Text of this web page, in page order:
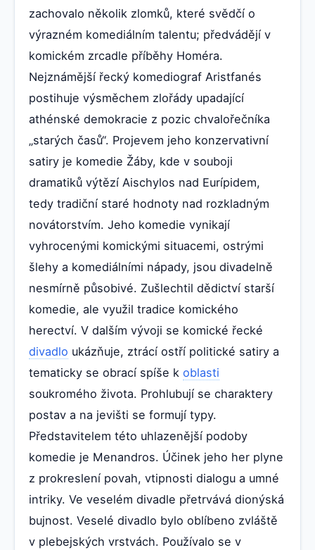
zachovalo několik zlomků, které svědčí o
výrazném komediálním talentu; předvádějí v
komickém zrcadle příběhy Homéra.
Nejznámější řecký komediograf Aristfanés
postihuje výsměchem zlořády upadající
athénské demokracie z pozic chvalořečníka
„starých časů“. Projevem jeho konzervativní
satiry je komedie Žáby, kde v souboji
dramatiků výtězí Aischylos nad Eurípidem,
tedy tradiční staré hodnoty nad rozkladným
novátorstvím. Jeho komedie vynikají
vyhrocenými komickými situacemi, ostrými
šlehy a komediálními nápady, jsou divadelně
nesmírně působivé. Zušlechtil dědictví starší
komedie, ale využil tradice komického
herectví. V dalším vývoji se komické řecké
divadlo ukázňuje, ztrácí ostří politické satiry a
tematicky se obrací spíše k oblasti
soukromého života. Prohlubují se charaktery
postav a na jevišti se formují typy.
Představitelem této uhlazenější podoby
komedie je Menandros. Účinek jeho her plyne
z prokreslení povah, vtipnosti dialogu a umné
intriky. Ve veselém divadle přetrvává dionýská
bujnost. Veselé divadlo bylo oblíbeno zvláště
v plebejských vrstvách. Používalo se v